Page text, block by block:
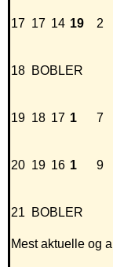
17 17 14 19 2
18 BOBLER
19 18 17 1 7
20 19 16 1 9
21 BOBLER
Mest aktuelle og